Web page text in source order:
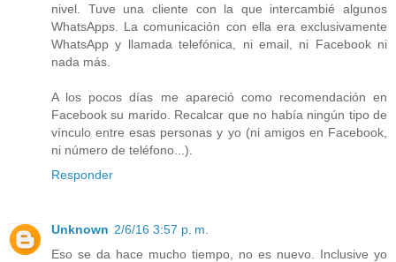
nivel. Tuve una cliente con la que intercambié algunos
WhatsApps. La comunicación con ella era exclusivamente
WhatsApp y llamada telefónica, ni email, ni Facebook ni
nada más.
A los pocos días me apareció como recomendación en
Facebook su marido. Recalcar que no había ningún tipo de
vínculo entre esas personas y yo (ni amigos en Facebook,
ni número de teléfono...).
Responder
Unknown 2/6/16 3:57 p. m.
Eso se da hace mucho tiempo, no es nuevo. Inclusive yo